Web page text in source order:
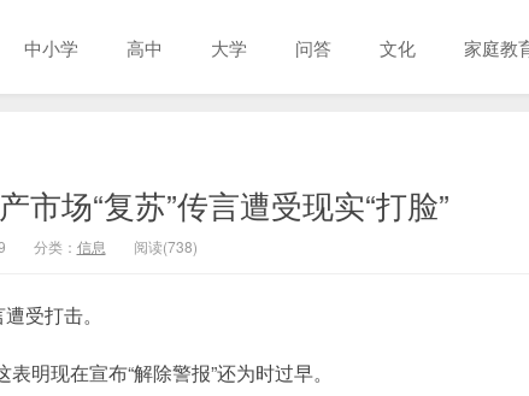
中小学 高中 大学 问答 文化 家庭教
场“复苏”传言遭受现实“打脸”
分类： 信息 阅读(738)
受打击。
明现在宣布“解除警报”还为时过早。